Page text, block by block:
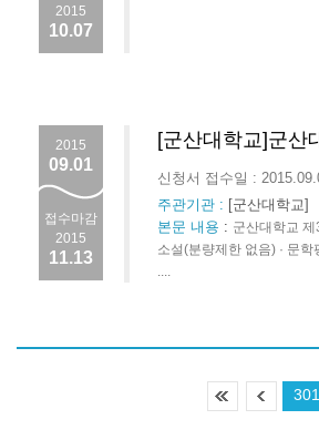
2015
10.07
2015
09.01
접수마감
2015
11.13
[군산대학교]군산
신청서 접수일 :
주관기관 : [군산대학교]
본문 내용 : 군산대학교
소설(분량제한 없음) · 문
....
301